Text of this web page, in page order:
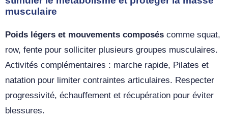
musculaire
Poids légers et mouvements composés comme squat,
row, fente pour solliciter plusieurs groupes musculaires.
Activités complémentaires : marche rapide, Pilates et
natation pour limiter contraintes articulaires. Respecter
progressivité, échauffement et récupération pour éviter
blessures.